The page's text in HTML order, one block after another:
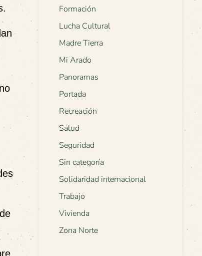
Formación
Lucha Cultural
Madre Tierra
Mi Arado
Panoramas
Portada
Recreación
Salud
Seguridad
Sin categoría
Solidaridad internacional
Trabajo
Vivienda
Zona Norte